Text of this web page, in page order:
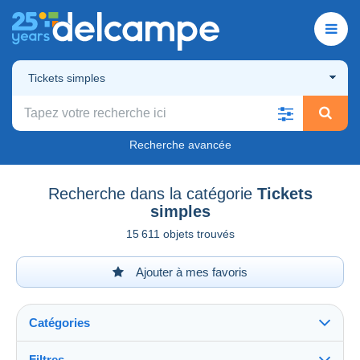
Tickets simples
Recherche avancée
Recherche dans la catégorie Tickets
simples
15 611 objets trouvés
Ajouter à mes favoris
Catégories